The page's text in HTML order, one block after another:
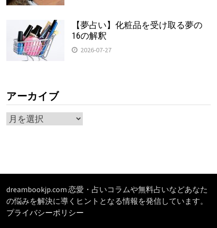
【夢占い】化粧品を受け取る夢の
16の解釈
2026-07-27
アーカイブ
ア
dreambookjp.com 恋愛・占いコラムや無料占いなどあなた
の悩みを解決に導くヒントとなる情報を発信しています。
プライバシーポリシー